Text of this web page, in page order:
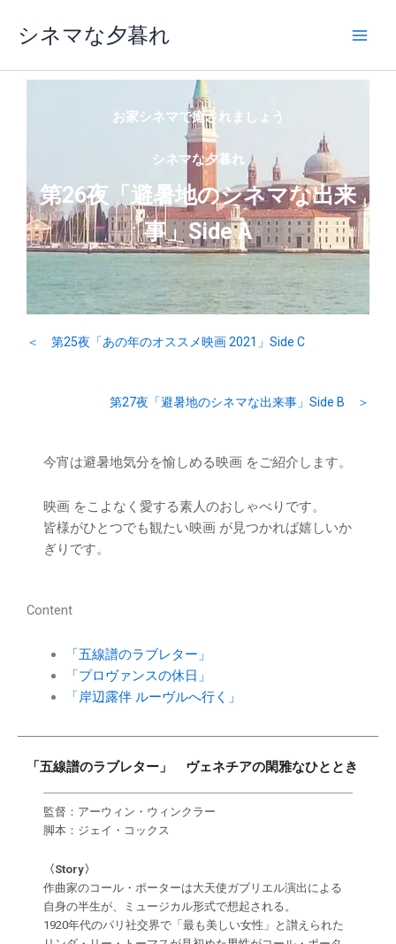
ス
シネマな夕暮れ
お家シネマで癒されましょう
シネマな夕暮れ
第26夜「避暑地のシネマな出来
事」Side A
＜ 第25夜「あの年のオススメ映画 2021」Side C
第27夜「避暑地のシネマな出来事」Side B ＞
今宵は避暑地気分を愉しめる映画 をご紹介します。
映画 をこよなく愛する素人のおしゃべりです。
皆様がひとつでも観たい映画 が見つかれば嬉しいか
ぎりです。
Content
「五線譜のラブレター」
「プロヴァンスの休日」
「岸辺露伴 ルーヴルへ行く」
「五線譜のラブレター」 ヴェネチアの閑雅なひととき
監督：アーウィン・ウィンクラー
脚本：ジェイ・コックス
〈Story〉
作曲家のコール・ポーターは大天使ガブリエル演出による
自身の半生が、ミュージカル形式で想起される。
1920年代のパリ社交界で「最も美しい女性」と讃えられた